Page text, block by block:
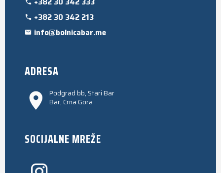
+382 30 342 213
info@bolnicabar.me
ADRESA
Podgrad bb, Stari Bar
Bar, Crna Gora
SOCIJALNE MREŽE